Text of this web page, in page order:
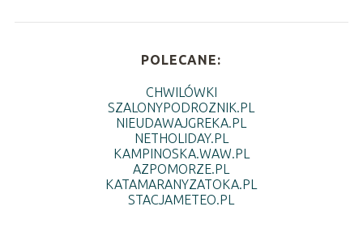
POLECANE:
CHWILÓWKI
SZALONYPODROZNIK.PL
NIEUDAWAJGREKA.PL
NETHOLIDAY.PL
KAMPINOSKA.WAW.PL
AZPOMORZE.PL
KATAMARANYZATOKA.PL
STACJAMETEO.PL